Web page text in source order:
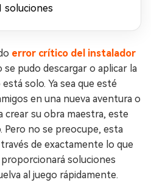
soluciones
error crítico del instalador
se pudo descargar o aplicar la
solo. Ya sea que esté
en una nueva aventura o
crear su obra maestra, este
no se preocupe, esta
de exactamente lo que
soluciones
al juego rápidamente.